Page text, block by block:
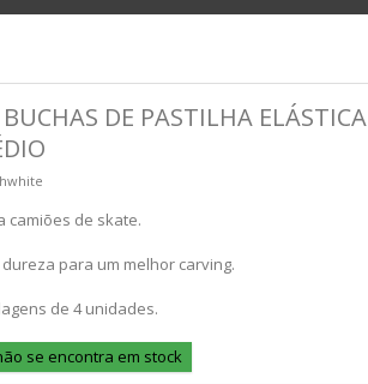
DE PASTILHA ELÁSTICA
camiões de skate.
para um melhor carving.
de 4 unidades.
se encontra em stock